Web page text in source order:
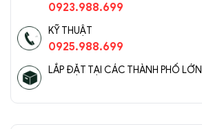
0923.988.699
KỸ THUẬT
0925.988.699
LẮP ĐẶT TẠI CÁC THÀNH PHỐ LỚN